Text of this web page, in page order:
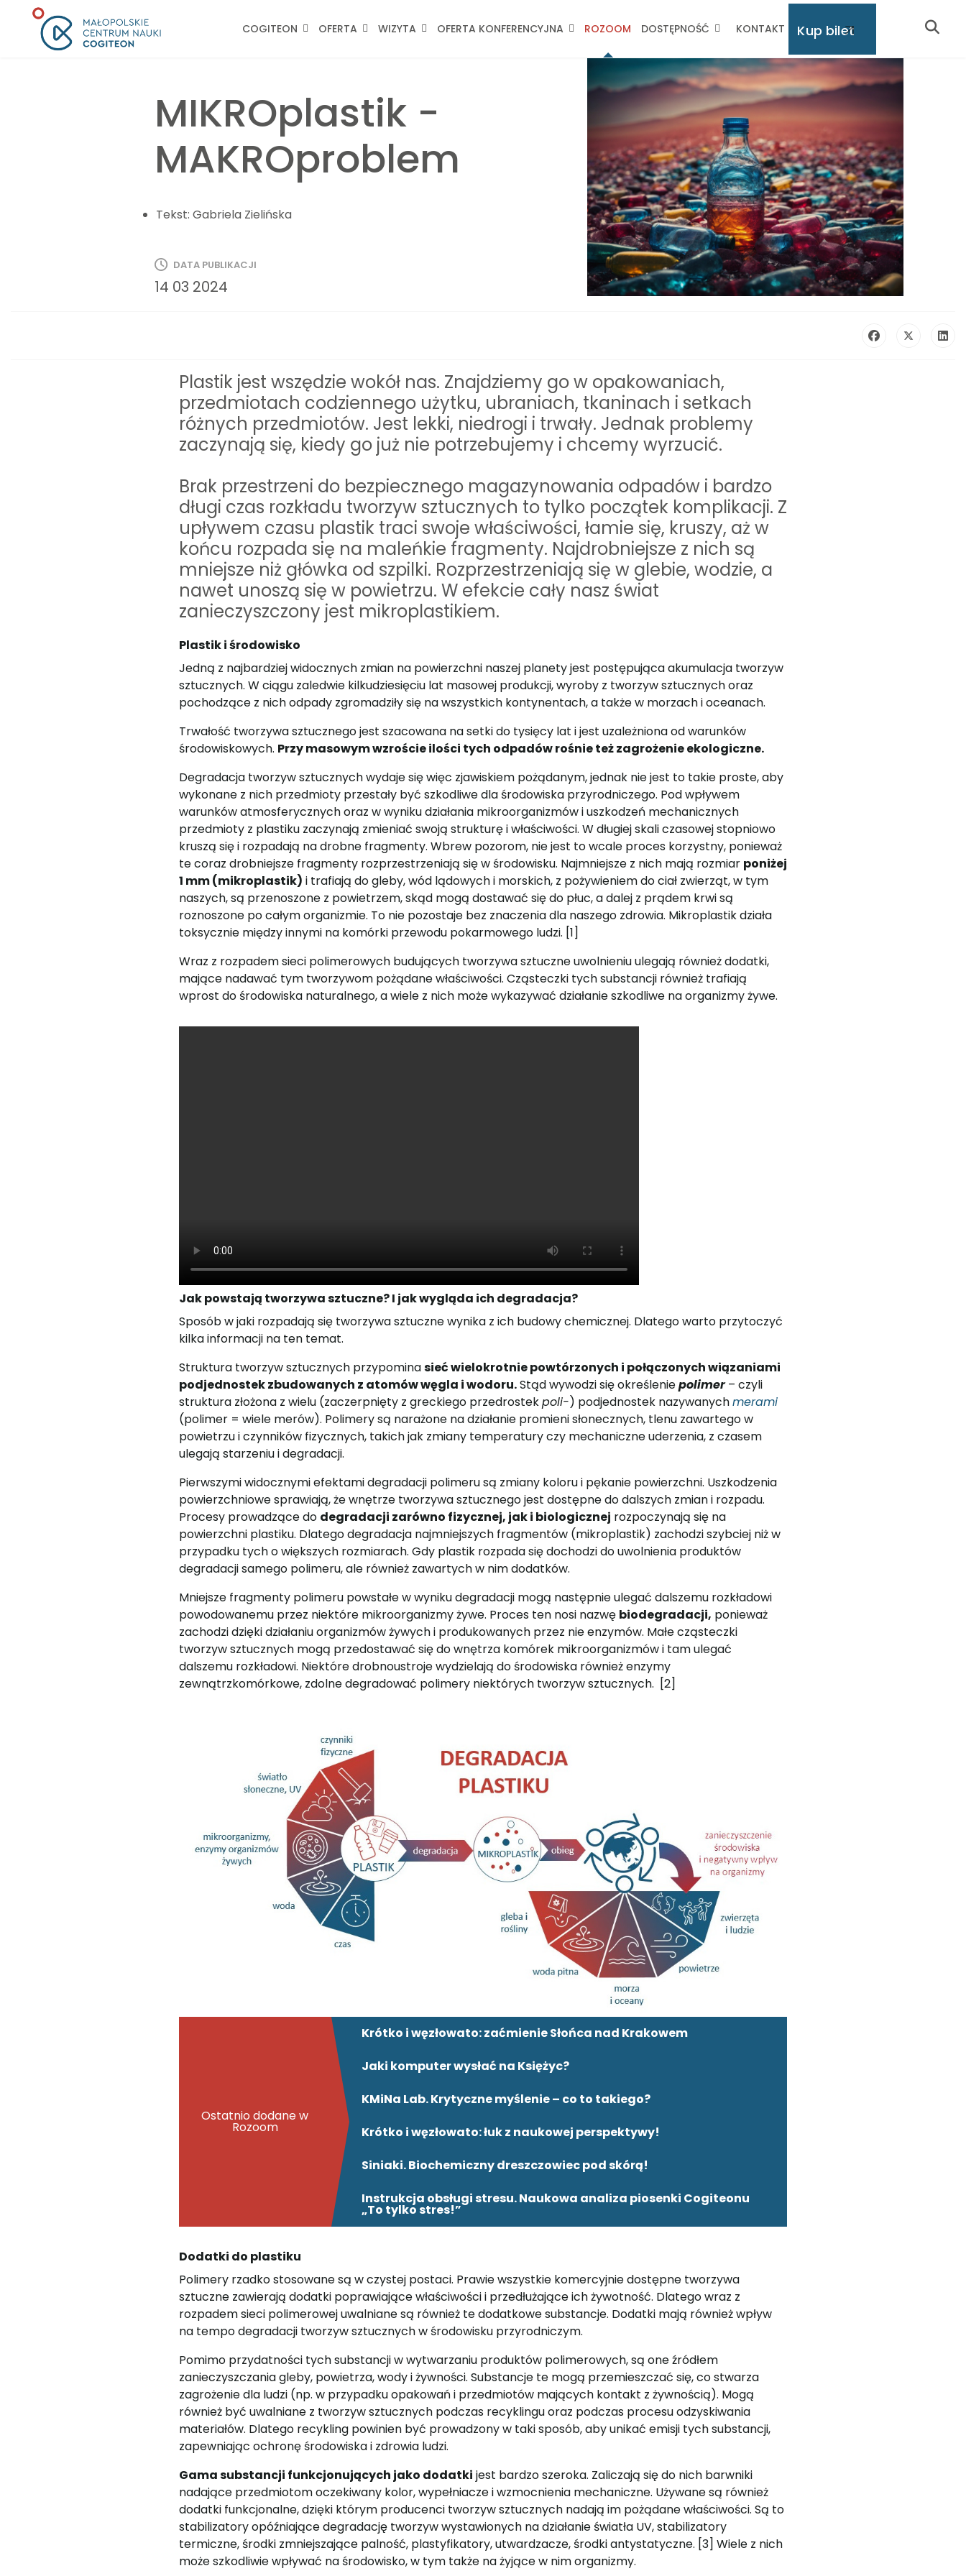
COGITEON OFERTA WIZYTA OFERTA KONFERENCYJNA ROZOOM DOSTĘPNOŚĆ KONTAKT Kup bilet
MIKROplastik -
MAKROproblem
Tekst: Gabriela Zielińska
DATA PUBLIKACJI
14 03 2024
Plastik jest wszędzie wokół nas. Znajdziemy go w opakowaniach,
przedmiotach codziennego użytku, ubraniach, tkaninach i setkach
różnych przedmiotów. Jest lekki, niedrogi i trwały. Jednak problemy
zaczynają się, kiedy go już nie potrzebujemy i chcemy wyrzucić.
Brak przestrzeni do bezpiecznego magazynowania odpadów i bardzo
długi czas rozkładu tworzyw sztucznych to tylko początek komplikacji. Z
upływem czasu plastik traci swoje właściwości, łamie się, kruszy, aż w
końcu rozpada się na maleńkie fragmenty. Najdrobniejsze z nich są
mniejsze niż główka od szpilki. Rozprzestrzeniają się w glebie, wodzie, a
nawet unoszą się w powietrzu. W efekcie cały nasz świat
zanieczyszczony jest mikroplastikiem.
Plastik i środowisko
Jedną z najbardziej widocznych zmian na powierzchni naszej planety jest postępująca akumulacja tworzyw
sztucznych. W ciągu zaledwie kilkudziesięciu lat masowej produkcji, wyroby z tworzyw sztucznych oraz
pochodzące z nich odpady zgromadziły się na wszystkich kontynentach, a także w morzach i oceanach.
Trwałość tworzywa sztucznego jest szacowana na setki do tysięcy lat i jest uzależniona od warunków
środowiskowych. Przy masowym wzroście ilości tych odpadów rośnie też zagrożenie ekologiczne.
Degradacja tworzyw sztucznych wydaje się więc zjawiskiem pożądanym, jednak nie jest to takie proste, aby
wykonane z nich przedmioty przestały być szkodliwe dla środowiska przyrodniczego. Pod wpływem
warunków atmosferycznych oraz w wyniku działania mikroorganizmów i uszkodzeń mechanicznych
przedmioty z plastiku zaczynają zmieniać swoją strukturę i właściwości. W długiej skali czasowej stopniowo
kruszą się i rozpadają na drobne fragmenty. Wbrew pozorom, nie jest to wcale proces korzystny, ponieważ
te coraz drobniejsze fragmenty rozprzestrzeniają się w środowisku. Najmniejsze z nich mają rozmiar poniżej
1 mm (mikroplastik) i trafiają do gleby, wód lądowych i morskich, z pożywieniem do ciał zwierząt, w tym
naszych, są przenoszone z powietrzem, skąd mogą dostawać się do płuc, a dalej z prądem krwi są
roznoszone po całym organizmie. To nie pozostaje bez znaczenia dla naszego zdrowia. Mikroplastik działa
toksycznie między innymi na komórki przewodu pokarmowego ludzi. [1]
Wraz z rozpadem sieci polimerowych budujących tworzywa sztuczne uwolnieniu ulegają również dodatki,
mające nadawać tym tworzywom pożądane właściwości. Cząsteczki tych substancji również trafiają
wprost do środowiska naturalnego, a wiele z nich może wykazywać działanie szkodliwe na organizmy żywe.
Jak powstają tworzywa sztuczne? I jak wygląda ich degradacja?
Sposób w jaki rozpadają się tworzywa sztuczne wynika z ich budowy chemicznej. Dlatego warto przytoczyć
kilka informacji na ten temat.
Struktura tworzyw sztucznych przypominasieć wielokrotnie powtórzonych i połączonych wiązaniami
podjednostek zbudowanych z atomów węgla i wodoru.Stąd wywodzi się określeniepolimer– czyli
struktura złożona z wielu (zaczerpnięty z greckiego przedrostekpoli-) podjednostek nazywanychmerami
(polimer = wiele merów). Polimery są narażone na działanie promieni słonecznych, tlenu zawartego w
powietrzu i czynników fizycznych, takich jak zmiany temperatury czy mechaniczne uderzenia, z czasem
ulegają starzeniu i degradacji.
Pierwszymi widocznymi efektami degradacji polimeru są zmiany koloru i pękanie powierzchni. Uszkodzenia
powierzchniowe sprawiają, że wnętrze tworzywa sztucznego jest dostępne do dalszych zmian i rozpadu.
Procesy prowadzące do degradacji zarówno fizycznej, jak i biologicznej rozpoczynają się na
powierzchni plastiku. Dlatego degradacja najmniejszych fragmentów (mikroplastik) zachodzi szybciej niż w
przypadku tych o większych rozmiarach. Gdy plastik rozpada się dochodzi do uwolnienia produktów
degradacji samego polimeru, ale również zawartych w nim dodatków.
Mniejsze fragmenty polimeru powstałe w wyniku degradacji mogą następnie ulegać dalszemu rozkładowi
powodowanemu przez niektóre mikroorganizmy żywe. Proces ten nosi nazwę biodegradacji, ponieważ
zachodzi dzięki działaniu organizmów żywych i produkowanych przez nie enzymów. Małe cząsteczki
tworzyw sztucznych mogą przedostawać się do wnętrza komórek mikroorganizmów i tam ulegać
dalszemu rozkładowi. Niektóre drobnoustroje wydzielają do środowiska również enzymy
zewnątrzkomórkowe, zdolne degradować polimery niektórych tworzyw sztucznych. [2]
Ostatnio dodane w
Rozoom
Krótko i węzłowato: zaćmienie Słońca nad Krakowem
Jaki komputer wysłać na Księżyc?
KMiNa Lab. Krytyczne myślenie – co to takiego?
Krótko i węzłowato: łuk z naukowej perspektywy!
Siniaki. Biochemiczny dreszczowiec pod skórą!
Instrukcja obsługi stresu. Naukowa analiza piosenki Cogiteonu
„To tylko stres!”
Dodatki do plastiku
Polimery rzadko stosowane są w czystej postaci. Prawie wszystkie komercyjnie dostępne tworzywa
sztuczne zawierają dodatki poprawiające właściwości i przedłużające ich żywotność. Dlatego wraz z
rozpadem sieci polimerowej uwalniane są również te dodatkowe substancje. Dodatki mają również wpływ
na tempo degradacji tworzyw sztucznych w środowisku przyrodniczym.
Pomimo przydatności tych substancji w wytwarzaniu produktów polimerowych, są one źródłem
zanieczyszczania gleby, powietrza, wody i żywności. Substancje te mogą przemieszczać się, co stwarza
zagrożenie dla ludzi (np. w przypadku opakowań i przedmiotów mających kontakt z żywnością). Mogą
również być uwalniane z tworzyw sztucznych podczas recyklingu oraz podczas procesu odzyskiwania
materiałów. Dlatego recykling powinien być prowadzony w taki sposób, aby unikać emisji tych substancji,
zapewniając ochronę środowiska i zdrowia ludzi.
Gama substancji funkcjonujących jako dodatki jest bardzo szeroka. Zaliczają się do nich barwniki
nadające przedmiotom oczekiwany kolor, wypełniacze i wzmocnienia mechaniczne. Używane są również
dodatki funkcjonalne, dzięki którym producenci tworzyw sztucznych nadają im pożądane właściwości. Są to
stabilizatory opóźniające degradację tworzyw wystawionych na działanie światła UV, stabilizatory
termiczne, środki zmniejszające palność, plastyfikatory, utwardzacze, środki antystatyczne. [3] Wiele z nich
może szkodliwie wpływać na środowisko, w tym także na żyjące w nim organizmy.